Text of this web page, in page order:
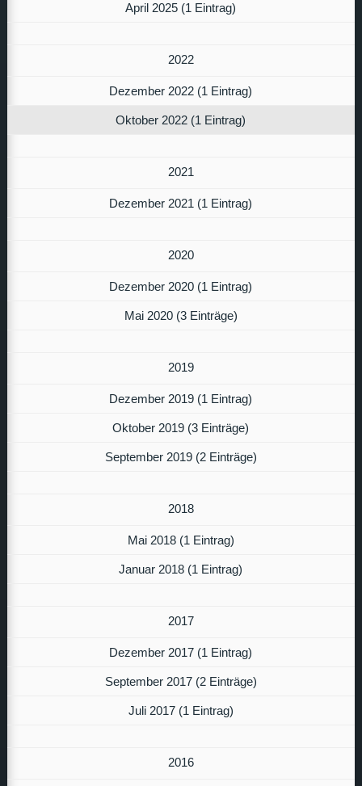
April 2025 (1 Eintrag)
2022
Dezember 2022 (1 Eintrag)
Oktober 2022 (1 Eintrag)
2021
Dezember 2021 (1 Eintrag)
2020
Dezember 2020 (1 Eintrag)
Mai 2020 (3 Einträge)
2019
Dezember 2019 (1 Eintrag)
Oktober 2019 (3 Einträge)
September 2019 (2 Einträge)
2018
Mai 2018 (1 Eintrag)
Januar 2018 (1 Eintrag)
2017
Dezember 2017 (1 Eintrag)
September 2017 (2 Einträge)
Juli 2017 (1 Eintrag)
2016